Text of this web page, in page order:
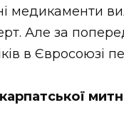
медикаменти
Але за
в Євросоюзі